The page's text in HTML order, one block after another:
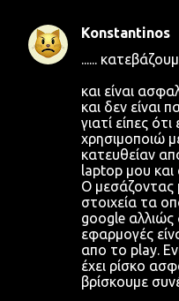
Σ
Konstantinos
......
και είναι
και δεν είναι
γιατί είπες
χρησιμοποιώ
κατευθείαν
laptop μου και
Ο μεσάζοντας
στοιχεία τα
google αλλιώς
εφαρμογές
απο το play.
έχει ρίσκο
βρίσκουμε